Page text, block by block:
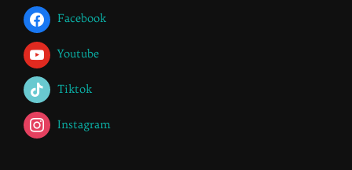
Facebook
Youtube
Tiktok
Instagram